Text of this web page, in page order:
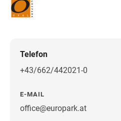
Telefon
+43/662/442021-0
E-MAIL
office@europark.at